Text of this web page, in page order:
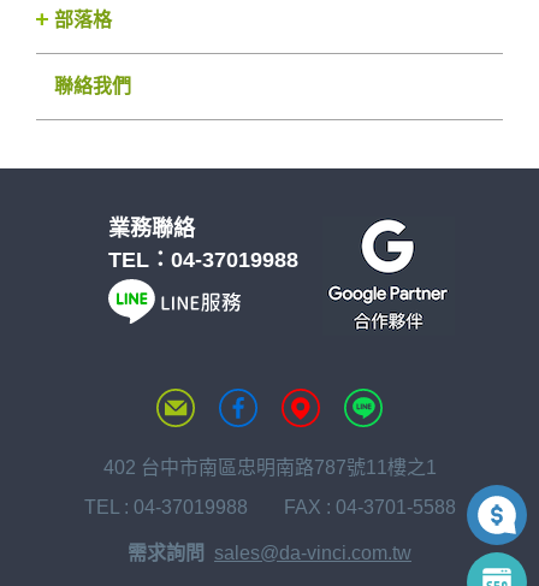
部落格
聯絡我們
業務聯絡
TEL： 04-37019988
402 台中市南區忠明南路787號11樓之1
TEL : 04-37019988 FAX : 04-3701-5588
需求詢問 sales@da-vinci.com.tw